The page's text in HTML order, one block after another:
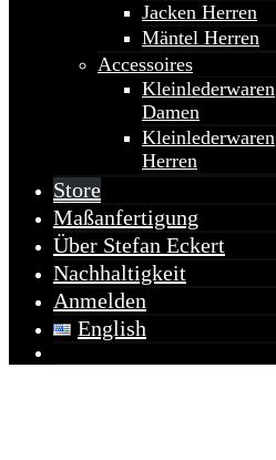
Jacken Herren
Mäntel Herren
Accessoires
Kleinlederwaren
Damen
Kleinlederwaren
Herren
Store
Maßanfertigung
Über Stefan Eckert
Nachhaltigkeit
Anmelden
English